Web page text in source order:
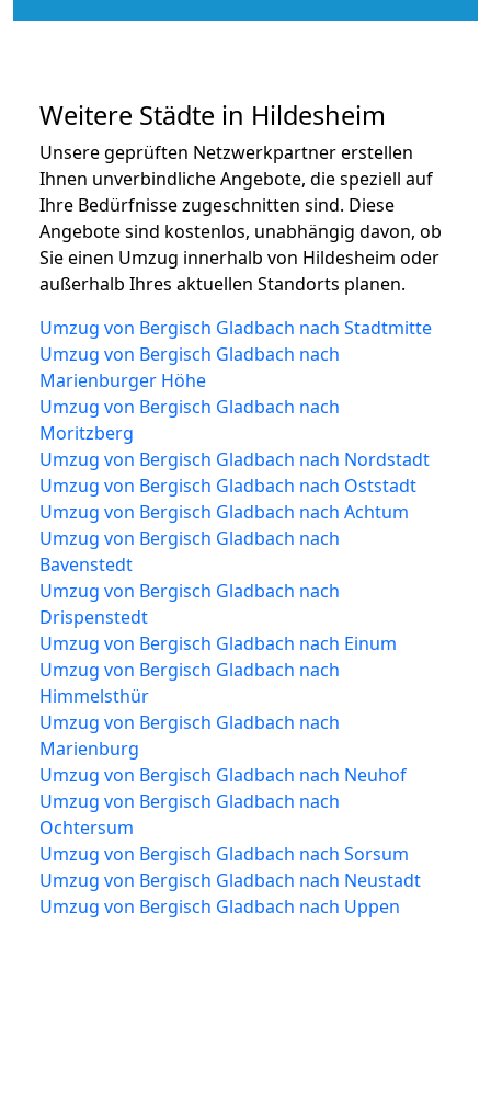
Weitere Städte in Hildesheim
Unsere geprüften Netzwerkpartner erstellen
Ihnen unverbindliche Angebote, die speziell auf
Ihre Bedürfnisse zugeschnitten sind. Diese
Angebote sind kostenlos, unabhängig davon, ob
Sie einen Umzug innerhalb von Hildesheim oder
außerhalb Ihres aktuellen Standorts planen.
Umzug von Bergisch Gladbach nach Stadtmitte
Umzug von Bergisch Gladbach nach
Marienburger Höhe
Umzug von Bergisch Gladbach nach
Moritzberg
Umzug von Bergisch Gladbach nach Nordstadt
Umzug von Bergisch Gladbach nach Oststadt
Umzug von Bergisch Gladbach nach Achtum
Umzug von Bergisch Gladbach nach
Bavenstedt
Umzug von Bergisch Gladbach nach
Drispenstedt
Umzug von Bergisch Gladbach nach Einum
Umzug von Bergisch Gladbach nach
Himmelsthür
Umzug von Bergisch Gladbach nach
Marienburg
Umzug von Bergisch Gladbach nach Neuhof
Umzug von Bergisch Gladbach nach
Ochtersum
Umzug von Bergisch Gladbach nach Sorsum
Umzug von Bergisch Gladbach nach Neustadt
Umzug von Bergisch Gladbach nach Uppen